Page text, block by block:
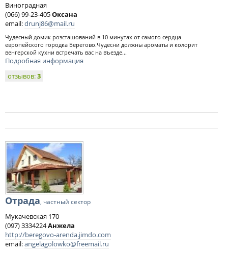
Виноградная
(066) 99-23-405Оксана
email:drunj86@mail.ru
Чудесный домик розсташований в 10 минутах от самого сердца
европейского городка Берегово.Чудесни должны ароматы и колорит
венгерской кухни встречать вас на въезде...
Подробная информация
отзывов:3
Отрада, частный сектор
Мукачевская 170
(097) 3334224Анжела
http://beregovo-arenda.jimdo.com
email:angelagolowko@freemail.ru